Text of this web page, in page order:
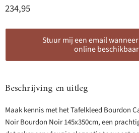
Huidige prijs
234,95
Stuur mij een email
online
Beschrijving en uitleg
Maak kennis met het Tafelkleed Bourdon
Noir Bourdon Noir 145x350cm, een